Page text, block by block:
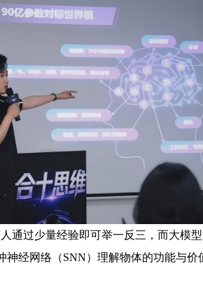
通过少量经验即可举一反三，而大模
经网络（SNN）理解物体的功能与价